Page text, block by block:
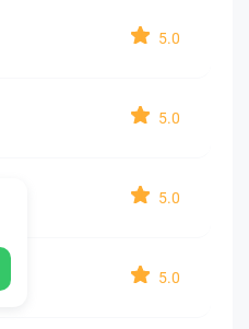
5.0
5.0
5.0
5.0